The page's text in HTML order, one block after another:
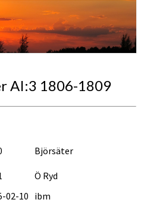
AI:3 1806-1809
Björsäter
Ö Ryd
02-10 ibm